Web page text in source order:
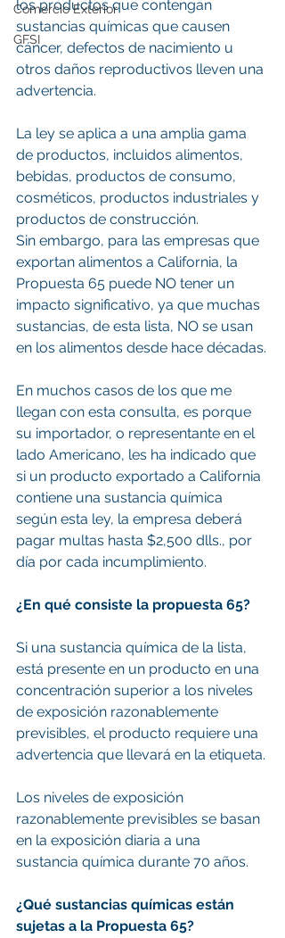
Comercio Exterior
GFSI
los productos que contengan
sustancias químicas que causen
cáncer, defectos de nacimiento u
otros daños reproductivos lleven una
advertencia.
La ley se aplica a una amplia gama
de productos, incluidos alimentos,
bebidas, productos de consumo,
cosméticos, productos industriales y
productos de construcción.
Sin embargo, para las empresas que
exportan alimentos a California, la
Propuesta 65 puede NO tener un
impacto significativo, ya que muchas
sustancias, de esta lista, NO se usan
en los alimentos desde hace décadas.
En muchos casos de los que me
llegan con esta consulta, es porque
su importador, o representante en el
lado Americano, les ha indicado que
si un producto exportado a California
contiene una sustancia química
según esta ley, la empresa deberá
pagar multas hasta $2,500 dlls., por
día por cada incumplimiento.
¿En qué consiste la propuesta 65?
Si una sustancia química de la lista,
está presente en un producto en una
concentración superior a los niveles
de exposición razonablemente
previsibles, el producto requiere una
advertencia que llevará en la etiqueta.
Los niveles de exposición
razonablemente previsibles se basan
en la exposición diaria a una
sustancia química durante 70 años.
¿Qué sustancias químicas están
sujetas a la Propuesta 65?